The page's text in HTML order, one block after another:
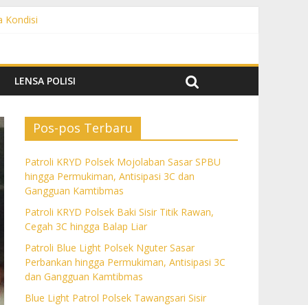
Kondisi
Gangguan Kamtibmas
Kamtibmas
LENSA POLISI
Pos-pos Terbaru
Patroli KRYD Polsek Mojolaban Sasar SPBU
hingga Permukiman, Antisipasi 3C dan
Gangguan Kamtibmas
Patroli KRYD Polsek Baki Sisir Titik Rawan,
Cegah 3C hingga Balap Liar
Patroli Blue Light Polsek Nguter Sasar
Perbankan hingga Permukiman, Antisipasi 3C
dan Gangguan Kamtibmas
Blue Light Patrol Polsek Tawangsari Sisir